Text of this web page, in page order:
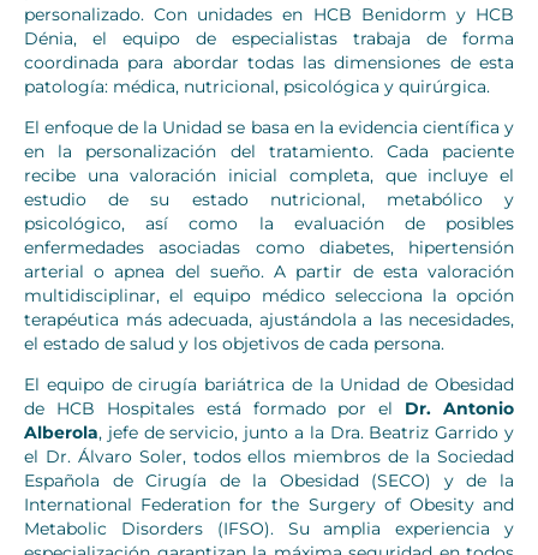
personalizado. Con unidades en HCB Benidorm y HCB
Dénia, el equipo de especialistas trabaja de forma
coordinada para abordar todas las dimensiones de esta
patología: médica, nutricional, psicológica y quirúrgica.
El enfoque de la Unidad se basa en la evidencia científica y
en la personalización del tratamiento. Cada paciente
recibe una valoración inicial completa, que incluye el
estudio de su estado nutricional, metabólico y
psicológico, así como la evaluación de posibles
enfermedades asociadas como diabetes, hipertensión
arterial o apnea del sueño. A partir de esta valoración
multidisciplinar, el equipo médico selecciona la opción
terapéutica más adecuada, ajustándola a las necesidades,
el estado de salud y los objetivos de cada persona.
El equipo de cirugía bariátrica de la Unidad de Obesidad
de HCB Hospitales está formado por el Dr. Antonio
Alberola, jefe de servicio, junto a la Dra. Beatriz Garrido y
el Dr. Álvaro Soler, todos ellos miembros de la Sociedad
Española de Cirugía de la Obesidad (SECO) y de la
International Federation for the Surgery of Obesity and
Metabolic Disorders (IFSO). Su amplia experiencia y